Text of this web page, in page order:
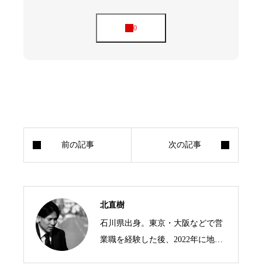
北直樹
石川県出身。東京・大阪などで営
業職を経験した後、2022年に地域